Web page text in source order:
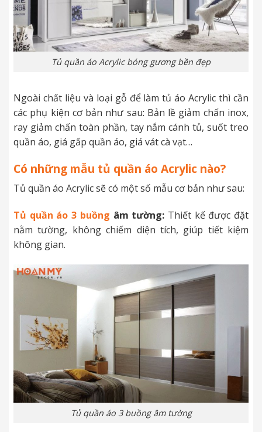
Tủ quần áo Acrylic bóng gương bền đẹp
Ngoài chất liệu và loại gỗ để làm tủ áo Acrylic thì cần
các phụ kiện cơ bản như sau: Bản lề giảm chấn inox,
ray giảm chấn toàn phần, tay nắm cánh tủ, suốt treo
quần áo, giá gấp quần áo, giá vát cà vạt…
Có những mẫu tủ quần áo Acrylic nào?
Tủ quần áo Acrylic sẽ có một số mẫu cơ bản như sau:
Tủ quần áo 3 buồng âm tường: Thiết kế được đặt
nằm tường, không chiếm diện tích, giúp tiết kiệm
không gian.
Tủ quần áo 3 buồng âm tường